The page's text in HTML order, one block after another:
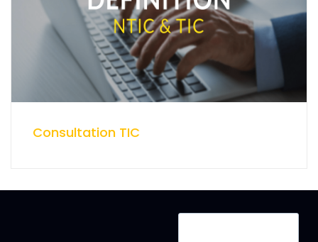
Consultation TIC